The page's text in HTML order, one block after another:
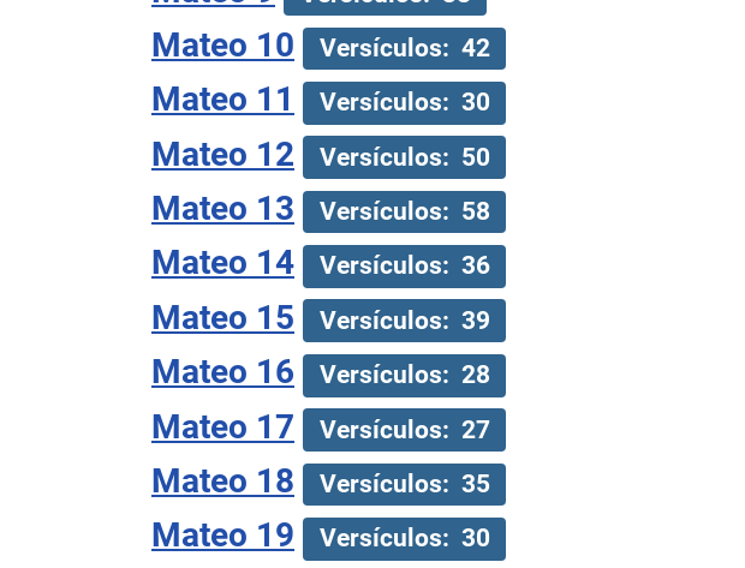
Mateo 10 Versículos: 42
Mateo 11 Versículos: 30
Mateo 12 Versículos: 50
Mateo 13 Versículos: 58
Mateo 14 Versículos: 36
Mateo 15 Versículos: 39
Mateo 16 Versículos: 28
Mateo 17 Versículos: 27
Mateo 18 Versículos: 35
Mateo 19 Versículos: 30